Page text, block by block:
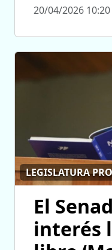
20/04/2026 10:20
LEGISLATURA
El
interés